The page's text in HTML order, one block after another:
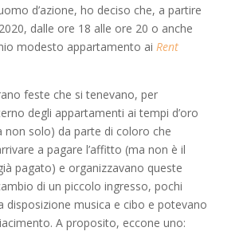
d’azione, ho deciso che, a partire
dalle ore 18 alle ore 20 o anche
modesto appartamento ai Rent
feste che si tenevano, per
degli appartamenti ai tempi d’oro
non solo) da parte di coloro che
a pagare l’affitto (ma non è il
pagato) e organizzavano queste
di un piccolo ingresso, pochi
disposizione musica e cibo e potevano
A proposito, eccone uno: